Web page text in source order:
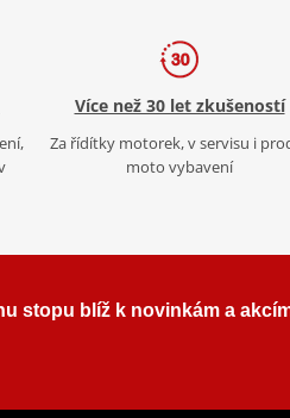
Více než 30 let zkušeností
Za řídítky motorek, v servisu i
moto vybavení
stopu blíž k novinkám a